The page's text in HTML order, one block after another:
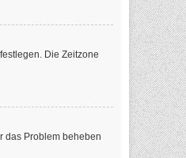
Die Zeitzone
das Problem beheben